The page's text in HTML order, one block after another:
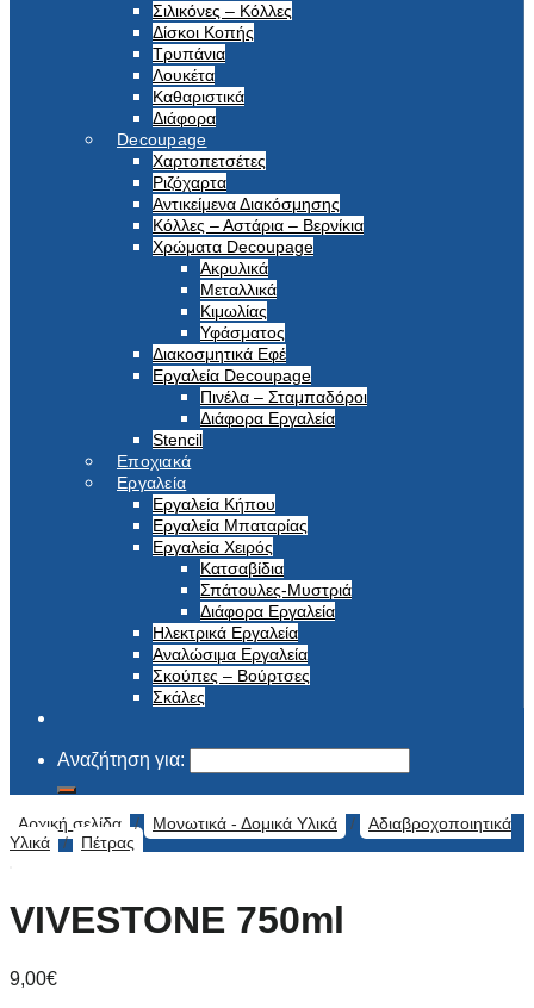
Σιλικόνες – Κόλλες
Δίσκοι Κοπής
Τρυπάνια
Λουκέτα
Καθαριστικά
Διάφορα
Decoupage
Χαρτοπετσέτες
Ριζόχαρτα
Αντικείμενα Διακόσμησης
Κόλλες – Αστάρια – Βερνίκια
Χρώματα Decoupage
Ακρυλικά
Μεταλλικά
Κιμωλίας
Υφάσματος
Διακοσμητικά Εφέ
Εργαλεία Decoupage
Πινέλα – Σταμπαδόροι
Διάφορα Εργαλεία
Stencil
Εποχιακά
Εργαλεία
Εργαλεία Κήπου
Εργαλεία Μπαταρίας
Εργαλεία Χειρός
Κατσαβίδια
Σπάτουλες-Μυστριά
Διάφορα Εργαλεία
Ηλεκτρικά Εργαλεία
Αναλώσιμα Εργαλεία
Σκούπες – Βούρτσες
Σκάλες
Αναζήτηση για:
Αρχική σελίδα / Μονωτικά - Δομικά Υλικά /
Αδιαβροχοποιητικά
Υλικά
/ Πέτρας
VIVESTONE 750ml
9,00€